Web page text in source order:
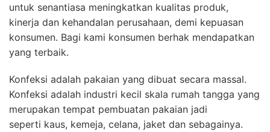
untuk senantiasa meningkatkan kualitas produk,
kinerja dan kehandalan perusahaan, demi kepuasan
konsumen. Bagi kami konsumen berhak mendapatkan
yang terbaik.
Konfeksi adalah pakaian yang dibuat secara massal.
Konfeksi adalah industri kecil skala rumah tangga yang
merupakan tempat pembuatan pakaian jadi
seperti kaus, kemeja, celana, jaket dan sebagainya.